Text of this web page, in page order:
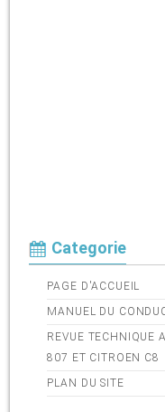
Categorie
PAGE D'ACCUEIL
MANUEL DU
REVUE TECHNIQUE
807 ET CITROEN C8
PLAN DU SITE